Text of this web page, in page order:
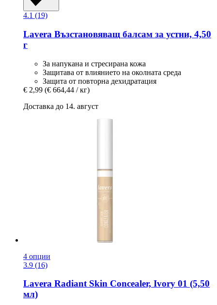
4.1 (19)
Lavera Възстановяващ балсам за устни, 4,50
г
За напукана и стресирана кожа
Защитава от влиянието на околната среда
Защита от повторна дехидратация
€ 2,99 (€ 664,44 / кг)
Доставка до 14. август
4 опции
3.9 (16)
Lavera Radiant Skin Concealer, Ivory 01 (5,50
мл)